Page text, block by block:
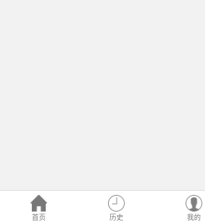
首页 历史 我的